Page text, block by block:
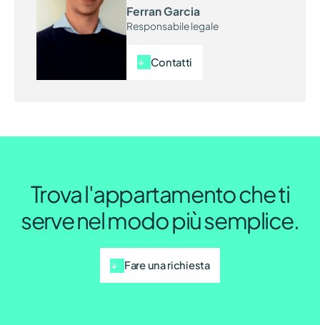
Ferran Garcia
Responsabile legale
Contatti
Trova l'appartamento che ti
serve nel modo più semplice.
Fare una richiesta